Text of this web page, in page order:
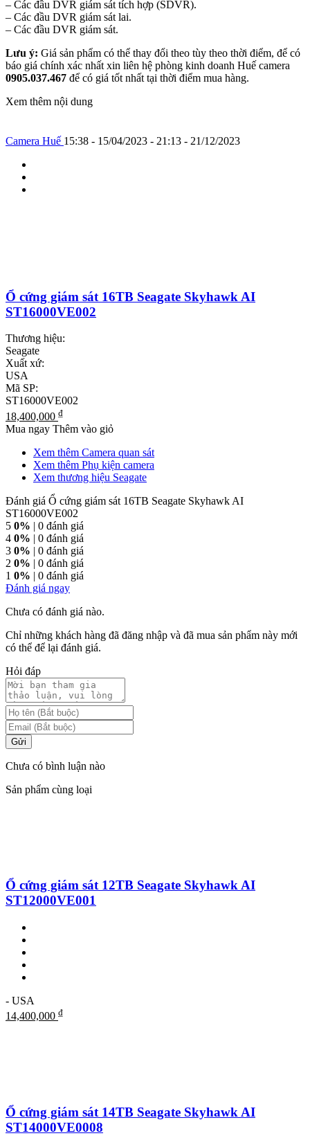
– Các đầu DVR giám sát tích hợp (SDVR).
– Các đầu DVR giám sát lai.
– Các đầu DVR giám sát.
Lưu ý: Giá sản phẩm có thể thay đổi theo tùy theo thời điểm, để có
báo giá chính xác nhất xin liên hệ phòng kinh doanh Huế camera
0905.037.467 để có giá tốt nhất tại thời điểm mua hàng.
Xem thêm nội dung
Camera Huế 15:38 - 15/04/2023 - 21:13 - 21/12/2023
Ổ cứng giám sát 16TB Seagate Skyhawk AI
ST16000VE002
Thương hiệu:
Seagate
Xuất xứ:
USA
Mã SP:
ST16000VE002
18,400,000 ₫
Mua ngay Thêm vào giỏ
Xem thêm Camera quan sát
Xem thêm Phụ kiện camera
Xem thương hiệu Seagate
Đánh giá Ổ cứng giám sát 16TB Seagate Skyhawk AI
ST16000VE002
5 0% | 0 đánh giá
4 0% | 0 đánh giá
3 0% | 0 đánh giá
2 0% | 0 đánh giá
1 0% | 0 đánh giá
Đánh giá ngay
Chưa có đánh giá nào.
Chỉ những khách hàng đã đăng nhập và đã mua sản phẩm này mới
có thể để lại đánh giá.
Hỏi đáp
Gửi
Chưa có bình luận nào
Sản phẩm cùng loại
Ổ cứng giám sát 12TB Seagate Skyhawk AI
ST12000VE001
- USA
14,400,000 ₫
Ổ cứng giám sát 14TB Seagate Skyhawk AI
ST14000VE0008